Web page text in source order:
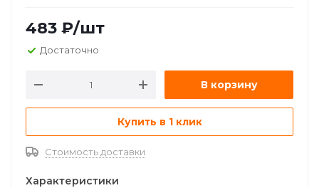
483 ₽/шт
Достаточно
В корзину
Купить в 1 клик
Стоимость доставки
Характеристики